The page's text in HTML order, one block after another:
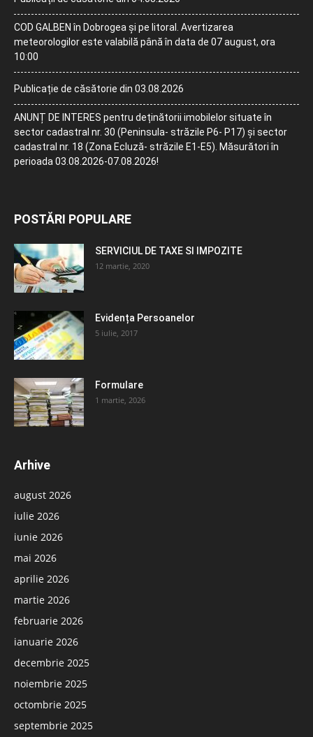
COD GALBEN în Dobrogea și pe litoral. Avertizarea
meteorologilor este valabilă până în data de 07 august, ora
10:00
Publicație de căsătorie din 03.08.2026
ANUNȚ DE INTERES pentru deținătorii imobilelor situate în
sector cadastral nr. 30 (Peninsula- străzile P6- P17) și sector
cadastral nr. 18 (Zona Ecluză- străzile E1-E5). Măsurători în
perioada 03.08.2026-07.08.2026!
POSTĂRI POPULARE
SERVICIUL DE TAXE SI IMPOZITE
12 martie, 2020
Evidența Persoanelor
5 iulie, 2017
Formulare
1 martie, 2026
Arhive
august 2026
iulie 2026
iunie 2026
mai 2026
aprilie 2026
martie 2026
februarie 2026
ianuarie 2026
decembrie 2025
noiembrie 2025
octombrie 2025
septembrie 2025